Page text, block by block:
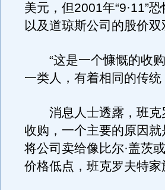
美元，但2001年“9·11”
以及道琼斯公司的股价双
“这是一个慷慨的收购
一类人，有着相同的传
消息人士透露，班克
收购，一个主要的原因
将公司卖给像比尔·盖茨
价格低点，班克罗夫特家